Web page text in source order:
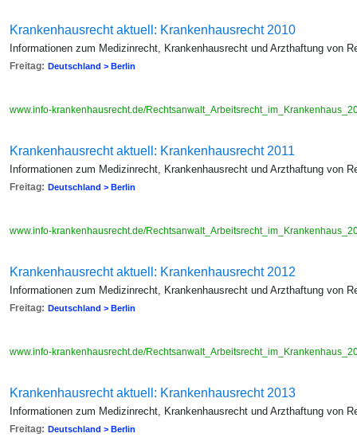
Krankenhausrecht aktuell: Krankenhausrecht 2010
Informationen zum Medizinrecht, Krankenhausrecht und Arzthaftung von
Freitag: Deutschland > Berlin
www.info-krankenhausrecht.de/
Krankenhausrecht aktuell: Krankenhausrecht 2011
Informationen zum Medizinrecht, Krankenhausrecht und Arzthaftung von
Freitag: Deutschland > Berlin
www.info-krankenhausrecht.de/
Krankenhausrecht aktuell: Krankenhausrecht 2012
Informationen zum Medizinrecht, Krankenhausrecht und Arzthaftung von
Freitag: Deutschland > Berlin
www.info-krankenhausrecht.de/
Krankenhausrecht aktuell: Krankenhausrecht 2013
Informationen zum Medizinrecht, Krankenhausrecht und Arzthaftung von
Freitag: Deutschland > Berlin